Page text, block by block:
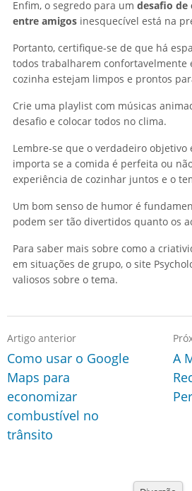
Enfim, o segredo para um desafio de
entre amigos inesquecível está na
Portanto, certifique-se de que há
todos trabalharem confortavelmente
cozinha estejam limpos e prontos
Crie uma playlist com músicas
desafio e colocar todos no clima.
Lembre-se que o verdadeiro objetivo
importa se a comida é perfeita ou
experiência de cozinhar juntos e o
Um bom senso de humor é
podem ser tão divertidos quanto os
Para saber mais sobre como a
em situações de grupo, o site
valiosos sobre o tema.
Artigo anterior
Como usar o Google
Maps para
economizar
combustível no
trânsito
A